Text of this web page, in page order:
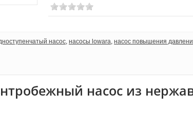
насос, насосы lowara, насос повышения
насос из